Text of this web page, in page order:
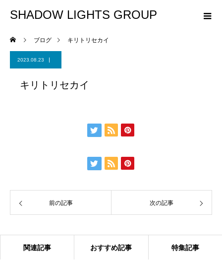
SHADOW LIGHTS GROUP
ブログ キリトリセカイ
2023.08.23
キリトリセカイ
前の記事 次の記事
関連記事 おすすめ記事 特集記事